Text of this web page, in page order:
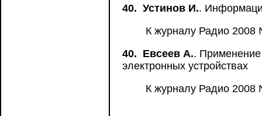
40. Устинов И..
К журналу Радио 2008
40. Евсеев А..
электронных устройствах
К журналу Радио 2008